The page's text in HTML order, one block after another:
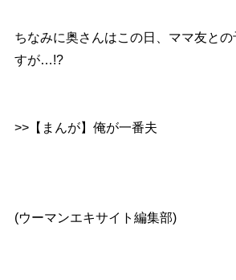
ちなみに奥さんはこの日、ママ友と
すが…!?
>>【まんが】俺が一番夫
(ウーマンエキサイト編集部)